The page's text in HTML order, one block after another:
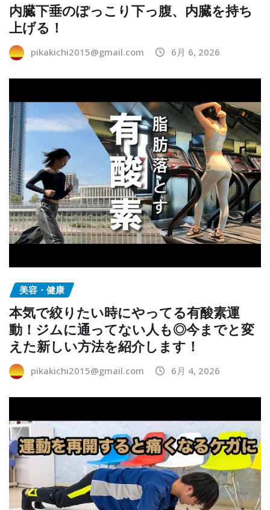
内臓下垂のぽっこり下っ腹、内臓を持ち
上げる！
pikakichi2015@gmail.com 6月 6, 2026
美容・健康
本気で絞りたい時にやってる有酸素運
動！ジムに通ってない人も◎今までと変
えた新しい方法を紹介します！
pikakichi2015@gmail.com 6月 4, 2026